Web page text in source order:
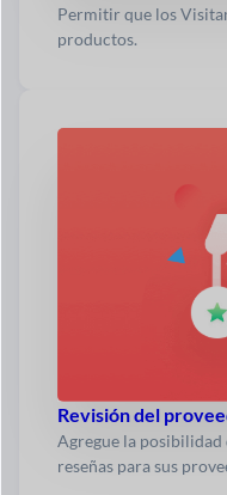
Permitir que los
productos.
Revisión del
Agregue la
reseñas para sus